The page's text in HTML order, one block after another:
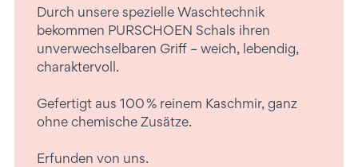
Durch unsere spezielle Waschtechnik
bekommen PURSCHOEN Schals ihren
unverwechselbaren Griff – weich, lebendig,
charaktervoll.
Gefertigt aus 100 % reinem Kaschmir, ganz
ohne chemische Zusätze.
Erfunden von uns.